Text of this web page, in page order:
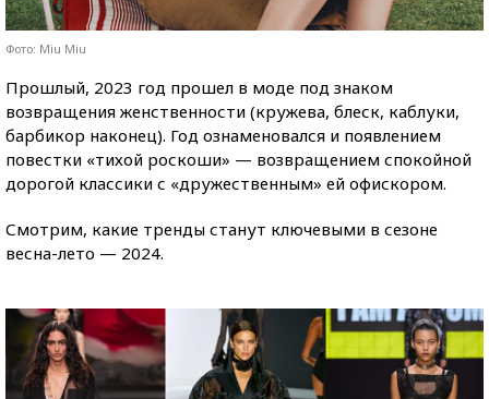
Фото: Miu Miu
Прошлый, 2023 год прошел в моде под знаком
возвращения женственности (кружева, блеск, каблуки,
барбикор наконец). Год ознаменовался и появлением
повестки «тихой роскоши» — возвращением спокойной
дорогой классики с «дружественным» ей офискором.
Смотрим, какие тренды станут ключевыми в сезоне
весна-лето — 2024.